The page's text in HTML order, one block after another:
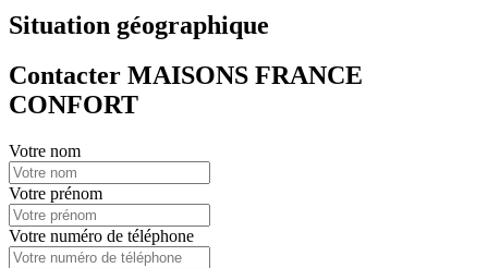
Situation géographique
Contacter MAISONS FRANCE
CONFORT
Votre nom
Votre prénom
Votre numéro de téléphone